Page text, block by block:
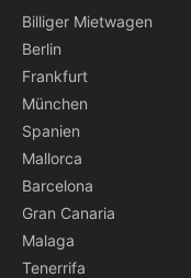
Billiger Mietwagen
Berlin
Frankfurt
München
Spanien
Mallorca
Barcelona
Gran Canaria
Malaga
Tenerrifa